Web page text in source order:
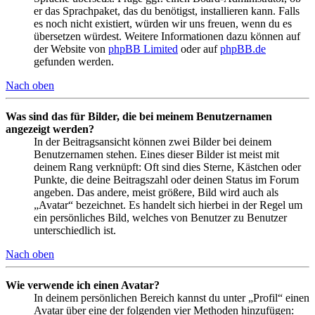
er das Sprachpaket, das du benötigst, installieren kann. Falls
es noch nicht existiert, würden wir uns freuen, wenn du es
übersetzen würdest. Weitere Informationen dazu können auf
der Website von phpBB Limited oder aufphpBB.de
gefunden werden.
Nach oben
Was sind das für Bilder, die bei meinem Benutzernamen
angezeigt werden?
In der Beitragsansicht können zwei Bilder bei deinem
Benutzernamen stehen. Eines dieser Bilder ist meist mit
deinem Rang verknüpft: Oft sind dies Sterne, Kästchen oder
Punkte, die deine Beitragszahl oder deinen Status im Forum
angeben. Das andere, meist größere, Bild wird auch als
„Avatar“ bezeichnet. Es handelt sich hierbei in der Regel um
ein persönliches Bild, welches von Benutzer zu Benutzer
unterschiedlich ist.
Nach oben
Wie verwende ich einen Avatar?
In deinem persönlichen Bereich kannst du unter „Profil“ einen
Avatar über eine der folgenden vier Methoden hinzufügen: